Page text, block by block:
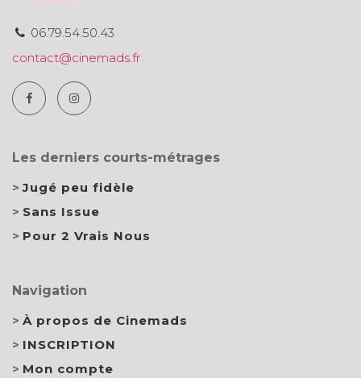
06.79.54.50.43
contact@cinemads.fr
Les derniers courts-métrages
Jugé peu fidèle
Sans Issue
Pour 2 Vrais Nous
Navigation
À propos de Cinemads
INSCRIPTION
Mon compte